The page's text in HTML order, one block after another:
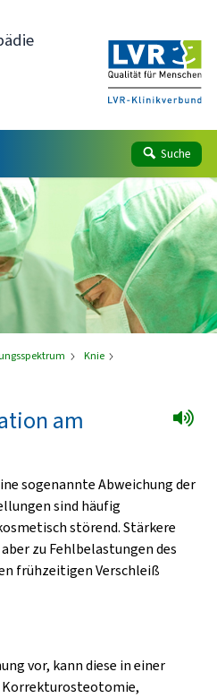
Suche
Knie
am
sogenannte Abweichung der
sind häufig
störend. Stärkere
zu Fehlbelastungen des
frühzeitigen Verschleiß
vor, kann diese in einer